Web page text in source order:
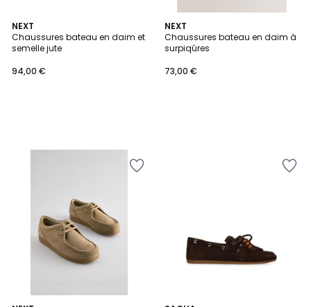
NEXT
Chaussures bateau en daim et
semelle jute
94,00 €
NEXT
Chaussures bateau en daim à
surpiqûres
73,00 €